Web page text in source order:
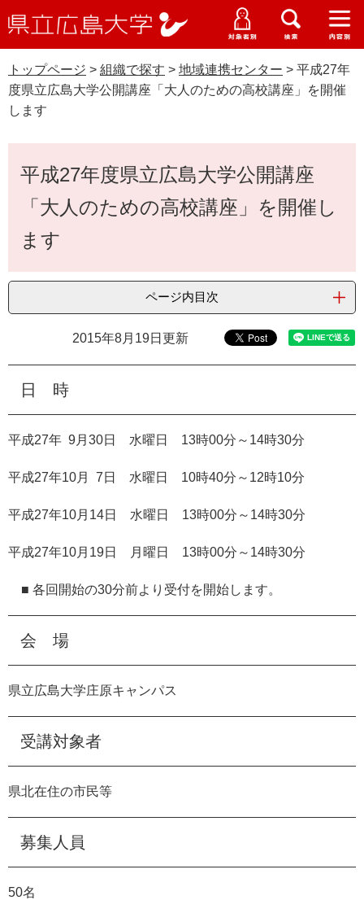
ー
ジ
先
頭
ニ
ュ
を
飛
ニ
ュ
ー
ニ
ー
ニ
ュ
ー
立
大
学
受験生の皆さま
在学生の皆さま
地域・企業の皆さま
研究者の皆さま
受験生特設サイト
WEB版大学案内
資料請求
交通アクセス
English
o
l
ス
ム
索
すべて ページ PDF
大学概要
学部・大学院・専攻科
学生生活・就職支援
研究・地域連携・国際交流
入試情報
トップページ > 組織で探す > 地域連携センター > 平成27年
度県立広島大学公開講座「大人のための高校講座」を開催
します
文平成27年度県立広島大学公開講座
「大人のための高校講座」を開催し
ます
ページ内目次
2015年8月19日更新
日 時
平成27年 9月30日 水曜日 13時00分～14時30分
平成27年10月 7日 水曜日 10時40分～12時10分
平成27年10月14日 水曜日 13時00分～14時30分
平成27年10月19日 月曜日 13時00分～14時30分
■ 各回開始の30分前より受付を開始します。
会 場
県立広島大学庄原キャンパス
受講対象者
県北在住の市民等
募集人員
50名